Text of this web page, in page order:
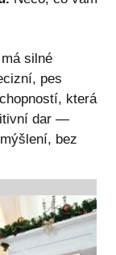
silné
pes
která
dar —
bez